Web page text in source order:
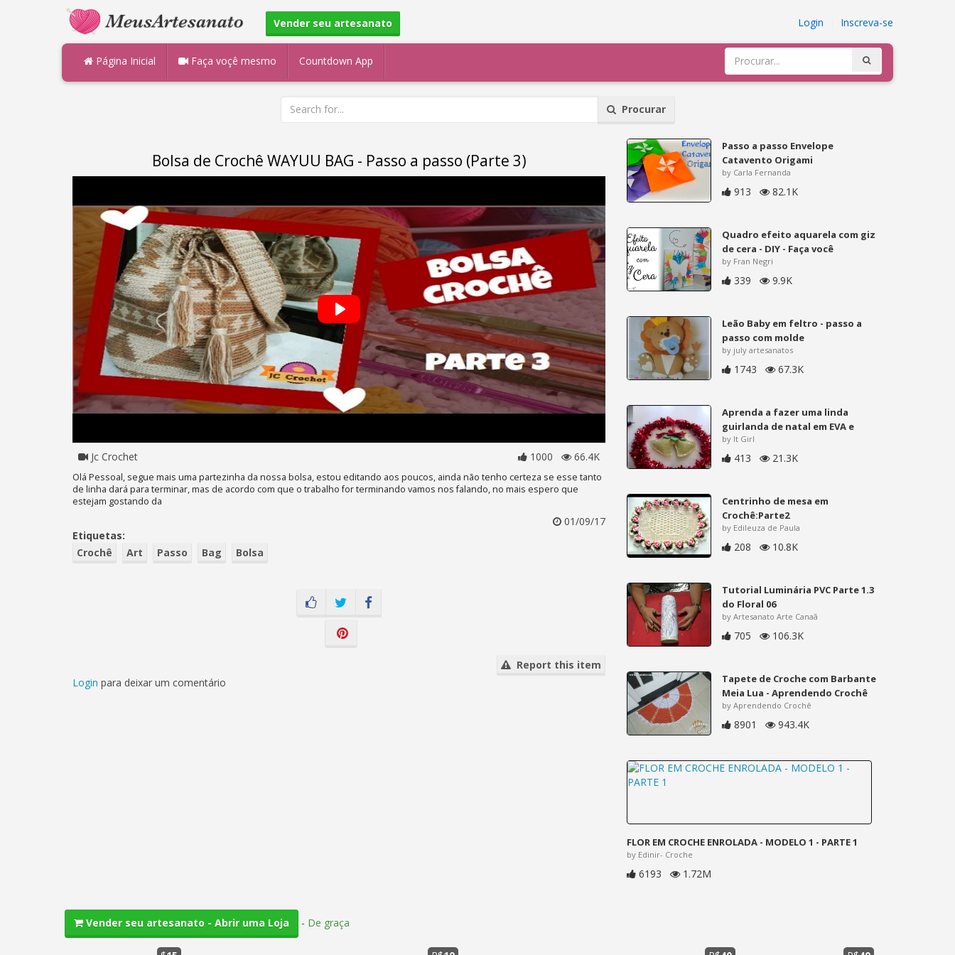
Vender seu artesanato Login Inscreva-se
Página Inicial Faça voçê mesmo Countdown App
Procurar
Bolsa de Crochê WAYUU BAG - Passo a passo (Parte 3)
Jc Crochet 1000 66.4K
Olá Pessoal, segue mais uma partezinha da nossa bolsa, estou editando aos poucos, ainda não tenho certeza se esse tanto
de linha dará para terminar, mas de acordo com que o trabalho for terminando vamos nos falando, no mais espero que
estejam gostando da
01/09/17
Etiquetas:
Crochê
Art Passo Bag Bolsa
Report this item
Login para deixar um comentário
Passo a passo Envelope
Catavento Origami
by Carla Fernanda
913 82.1K
Quadro efeito aquarela com giz
de cera - DIY - Faça você
by Fran Negri
339 9.9K
Leão Baby em feltro - passo a
passo com molde
by july artesanatos
1743 67.3K
Aprenda a fazer uma linda
guirlanda de natal em EVA e
by It Girl
413 21.3K
Centrinho de mesa em
Crochê:Parte2
by Edileuza de Paula
208 10.8K
Tutorial Luminária PVC Parte 1.3
do Floral 06
by Artesanato Arte Canaã
705 106.3K
Tapete de Croche com Barbante
Meia Lua - Aprendendo Crochê
by Aprendendo Crochê
8901 943.4K
FLOR EM CROCHE ENROLADA - MODELO 1 - PARTE 1
by Edinir- Croche
6193 1.72M
Vender seu artesanato - Abrir uma Loja - De graça